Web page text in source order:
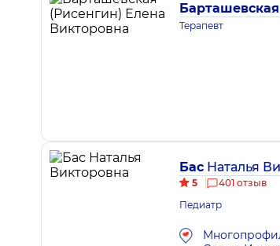
Барташевская
Терапевт
Бас Наталья
5
401 отзыв
Педиатр